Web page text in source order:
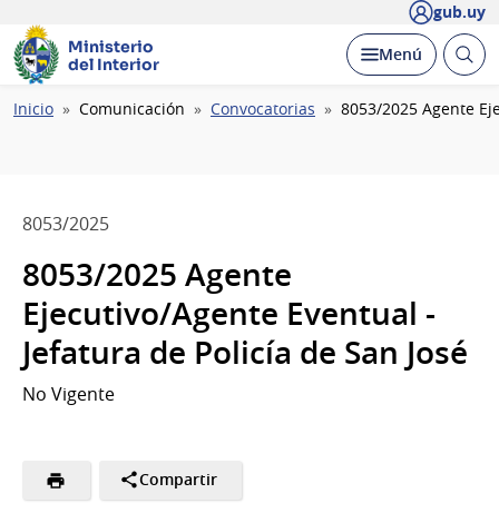
gub.uy
Ministerio
del Interior
Desplegar
Menú Abrir
Ruta
Inicio Comunicación Convocatorias 8053/2025 Agente
8053/2025
8053/2025 Agente
Ejecutivo/Agente Eventual -
Jefatura de Policía de San José
No Vigente
Compartir